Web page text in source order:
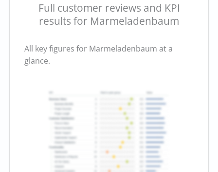
Full customer reviews and KPI
results for Marmeladenbaum
All key figures for Marmeladenbaum at a
glance.